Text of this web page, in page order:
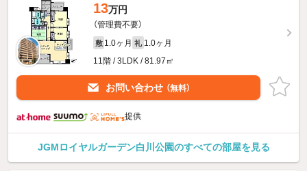
13万円
（管理費不要）
敷 1.0ヶ月 礼 1.0ヶ月
11階 / 3LDK / 81.97㎡
お問い合わせ （無料）
提供
JGMロイヤルガーデン白川公園のすべての部屋を見る